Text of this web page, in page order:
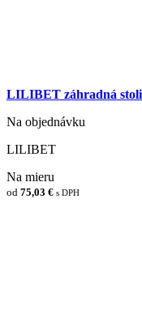
LILIBET záhradná
Na objednávku
LILIBET
Na mieru
od 75,03 € s DPH